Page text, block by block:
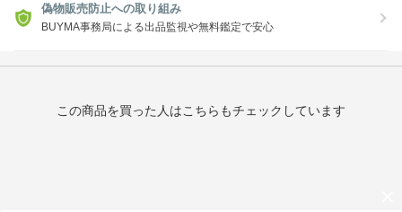
偽物販売防止への取り組み
BUYMA事務局による出品監視や無料鑑定で安心
この商品を買った人はこちらもチェックしています